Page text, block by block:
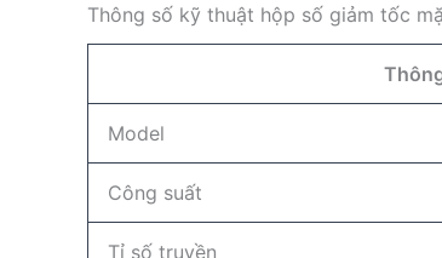
Thông số kỹ thuật hộp số giảm tốc
Model
Công suất
Tỉ số truyền